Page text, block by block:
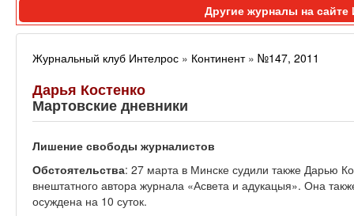
Другие журналы на
Журнальный клуб Интелрос » Континент» №147, 2011
Дарья Костенко
Мартовские дневники
Лишение свободы журналистов
Обстоятельства: 27 марта в Минске судили также Дарью
внештатного автора журнала «Асвета и адукацыя». Она
осуждена на 10 суток.